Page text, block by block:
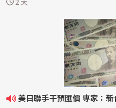
美日聯手干預匯價 專家：